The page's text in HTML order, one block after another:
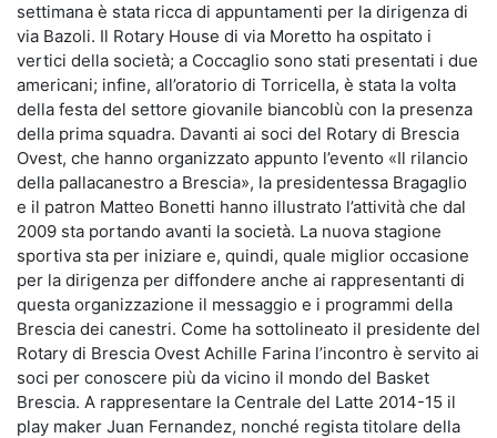
settimana è stata ricca di appuntamenti per la dirigenza di
via Bazoli. Il Rotary House di via Moretto ha ospitato i
vertici della società; a Coccaglio sono stati presentati i due
americani; infine, all’oratorio di Torricella, è stata la volta
della festa del settore giovanile biancoblù con la presenza
della prima squadra. Davanti ai soci del Rotary di Brescia
Ovest, che hanno organizzato appunto l’evento «Il rilancio
della pallacanestro a Brescia», la presidentessa Bragaglio
e il patron Matteo Bonetti hanno illustrato l’attività che dal
2009 sta portando avanti la società. La nuova stagione
sportiva sta per iniziare e, quindi, quale miglior occasione
per la dirigenza per diffondere anche ai rappresentanti di
questa organizzazione il messaggio e i programmi della
Brescia dei canestri. Come ha sottolineato il presidente del
Rotary di Brescia Ovest Achille Farina l’incontro è servito ai
soci per conoscere più da vicino il mondo del Basket
Brescia. A rappresentare la Centrale del Latte 2014-15 il
play maker Juan Fernandez, nonché regista titolare della